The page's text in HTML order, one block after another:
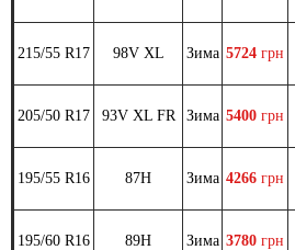
215/55 R17 98V XL Зима 5724 грн
205/50 R17 93V XL FR Зима 5400 грн
195/55 R16 87H Зима 4266 грн
195/60 R16 89H Зима 3780 грн